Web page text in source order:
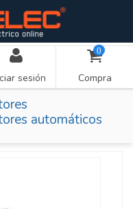
sesión
0
Compra
automáticos